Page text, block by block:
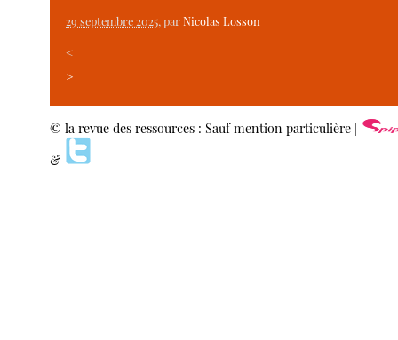
29 septembre 2025, parNicolas Losson
<
>
© la revue des ressources : Sauf mention particulière |
&